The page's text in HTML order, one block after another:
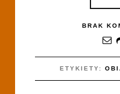
BRAK
ETYKIETY: